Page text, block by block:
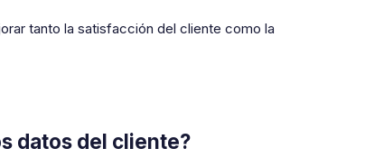
tanto la satisfacción del cliente como la
datos del cliente?